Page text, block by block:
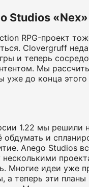
Studios «Nex»
RPG-проект
Clovergruff
и теперь
Мы
уже до конца этого
1.22 мы решили
обдумать и
Anego Studios
несколькими
Многие идеи уже
а теперь эти планы